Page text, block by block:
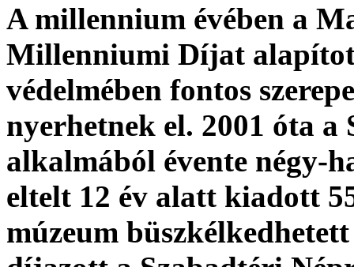
A millennium évében a
Millenniumi Díjat
védelmében fontos
nyerhetnek el. 2001 óta
alkalmából évente négy-
eltelt 12 év alatt kiadott
múzeum